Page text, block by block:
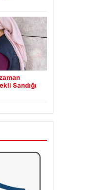
Sandığı